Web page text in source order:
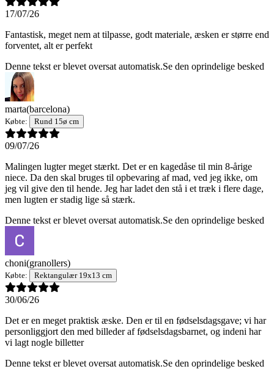
17/07/26
Fantastisk, meget nem at tilpasse, godt materiale, æsken er større end
forventet, alt er perfekt
Denne tekst er blevet oversat automatisk.Se den oprindelige besked
marta(barcelona)
Købte: Rund 15ø cm
09/07/26
Malingen lugter meget stærkt. Det er en kagedåse til min 8-årige
niece. Da den skal bruges til opbevaring af mad, ved jeg ikke, om
jeg vil give den til hende. Jeg har ladet den stå i et træk i flere dage,
men lugten er stadig lige så stærk.
Denne tekst er blevet oversat automatisk.Se den oprindelige besked
choni(granollers)
Købte: Rektangulær 19x13 cm
30/06/26
Det er en meget praktisk æske. Den er til en fødselsdagsgave; vi har
personliggjort den med billeder af fødselsdagsbarnet, og indeni har
vi lagt nogle billetter
Denne tekst er blevet oversat automatisk.Se den oprindelige besked